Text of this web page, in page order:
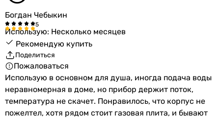
эксплуатации. При
несоблюдении указанных
поддерживаются сервисным
центром.
Гарантия на
Богдан Чебыкин
Использую: Несколько месяцев
Рекомендую купить
Поделиться
Пожаловаться
Использую в основном для душа, иногда подача воды
неравномерная в доме, но прибор держит поток,
температура не скачет. Понравилось, что корпус не
пожелтел, хотя рядом стоит газовая плита, и бывают